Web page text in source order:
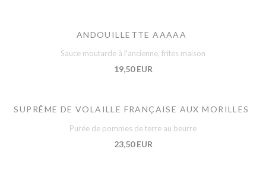
ANDOUILLETTE AAAAA
Sauce moutarde à l'ancienne, frites maison
19,50 EUR
SUPRÊME DE VOLAILLE FRANÇAISE AUX MORILLES
Purée de pommes de terre au beurre
23,50 EUR